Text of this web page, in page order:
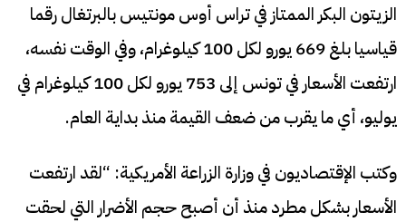
الزيتون البكر الممتاز في تراس أوس مونتيس بالبرتغال رقما
قياسيا بلغ 669 يورو لكل 100 كيلوغرام، وفي الوقت نفسه،
ارتفعت الأسعار في تونس إلى 753 يورو لكل 100 كيلوغرام في
يوليو، أي ما يقرب من ضعف القيمة منذ بداية العام.
وكتب الإقتصاديون في وزارة الزراعة الأمريكية: “لقد ارتفعت
الأسعار بشكل مطرد منذ أن أصبح حجم الأضرار التي لحقت